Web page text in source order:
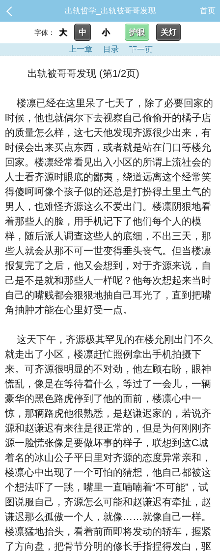
出轨哲学_出轨被哥哥发现 首页
字体： 大 中 小 护眼
关灯
上一章
目录 下一页
出轨被哥哥发现 (第1/2页)
楼凛已经在这里呆了七天了，除了必要回家的
时候，他也就偶尔下去视察自己偷偷开的橘子店
的质量怎么样，这七天他发现齐源很少出来，有
时候会出来买点东西，或者就是站在门口等楼允
回家。楼凛经常看见出入小区的所谓上流社会的
人士看齐源时眼底的鄙夷，绕道远离这个经常笑
得傻呵呵像个孩子似的还总是打扮得土里土气的
男人，也难怪齐源这么不爱出门。楼凛阴狠地看
着那些人的脸，用手机记下了他们每个人的模
样，随后派人调查这些人的底细，不出三天，那
些人就会从那不可一世变得垂头丧气。但当楼凛
报复完了之后，他又会想到，对于齐源来说，自
己是不是就和那些人一样呢？他每次想起来当时
自己的嘴贱都会狠狠地抽自己耳光了，直到把嘴
角抽肿才能在心里好受一点。
这天下午，齐源极其罕见的在楼允刚出门不久
就走出了小区，楼凛赶忙照例拿出手机拍摄下
来。可齐源很明显的不对劲，他左顾右盼，眼神
慌乱，像是在等待着什么，等过了一会儿，一辆
豪华的黑色路虎停到了他的面前，楼凛心中一
惊，那辆路虎他很熟悉，是赵谦迟家的，若说齐
源和赵谦迟有来往是很正常的，但是为何刚刚齐
源一脸慌张像是要做坏事的样子，联想到这C城
着名的冰山公子平日里对齐源的态度异常亲和，
楼凛心中出现了一个可怕的猜想，他自己都被这
个想法吓了一跳，嘴里一直喃喃着“不可能”，试
图说服自己，齐源怎么可能和赵谦迟有牵扯，赵
谦迟那么孤傲一个人，就像……就像自己一样。
楼凛猛地抬头，看着前面即将发动的轿车，握紧
了方向盘，把骨节分明的修长手指捏得发白，驱